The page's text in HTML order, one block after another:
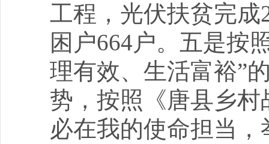
工程，光伏扶贫完成
困户664户。五是按
理有效、生活富裕”
势，按照《唐县乡
必在我的使命担当